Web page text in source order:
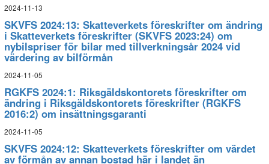
2024-11-13
SKVFS 2024:13: Skatteverkets föreskrifter om ändring
i Skatteverkets föreskrifter (SKVFS 2023:24) om
nybilspriser för bilar med tillverkningsår 2024 vid
värdering av bilförmån
2024-11-05
RGKFS 2024:1: Riksgäldskontorets föreskrifter om
ändring i Riksgäldskontorets föreskrifter (RGKFS
2016:2) om insättningsgaranti
2024-11-05
SKVFS 2024:12: Skatteverkets föreskrifter om värdet
av förmån av annan bostad här i landet än